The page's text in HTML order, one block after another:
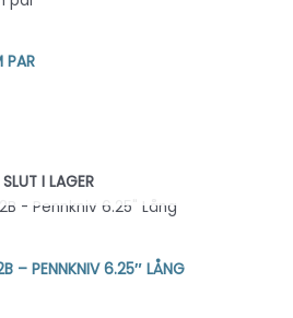
PAR
SLUT I LAGER
– PENNKNIV 6.25″ LÅNG